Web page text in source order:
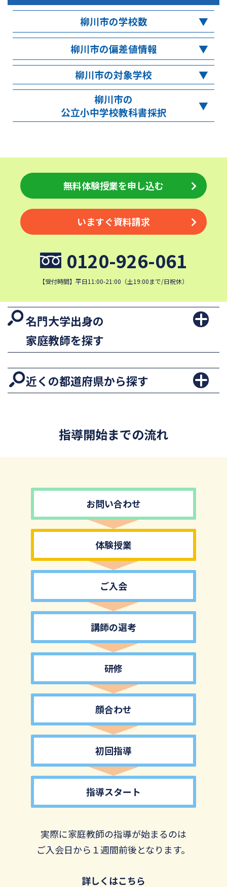
柳川市の学校数
柳川市の偏差値情報
柳川市の対象学校
柳川市の
公立小中学校教科書採択
無料体験授業を申し込む
いますぐ資料請求
0120-926-061
【受付時間】平日11:00-21:00（土19:00まで/日祝休）
名門大学出身の
家庭教師を探す
近くの都道府県から探す
指導開始までの流れ
お問い合わせ
体験授業
ご入会
講師の選考
研修
顔合わせ
初回指導
指導スタート
実際に家庭教師の指導が始まるのは
ご入会日から１週間前後となります。
詳しくはこちら